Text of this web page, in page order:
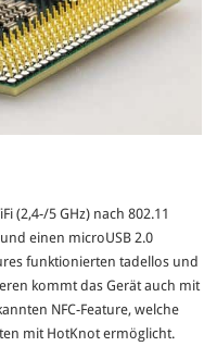
(2,4-/5 GHz) nach 802.11
einen microUSB 2.0
funktionierten tadellos und
kommt das Gerät auch mit
NFC-Feature, welche
mit HotKnot ermöglicht.